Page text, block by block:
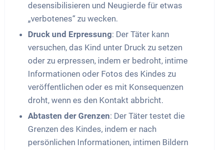
desensibilisieren und Neugierde für etwas
„verbotenes“ zu wecken.
Druck und Erpressung: Der Täter kann
versuchen, das Kind unter Druck zu setzen
oder zu erpressen, indem er bedroht, intime
Informationen oder Fotos des Kindes zu
veröffentlichen oder es mit Konsequenzen
droht, wenn es den Kontakt abbricht.
Abtasten der Grenzen: Der Täter testet die
Grenzen des Kindes, indem er nach
persönlichen Informationen, intimen Bildern